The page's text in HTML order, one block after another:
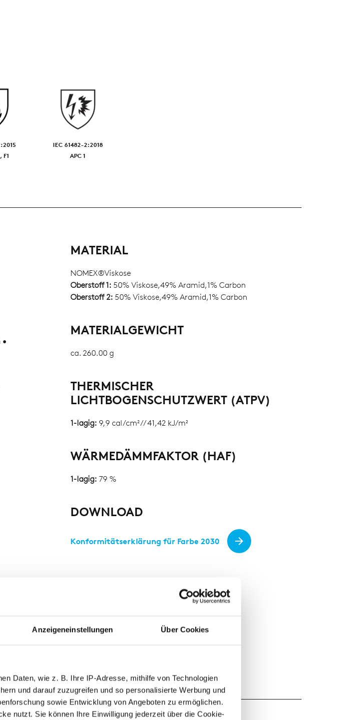
Anzeigeneinstellungen Über Cookies
Daten, wie z. B. Ihre IP-Adresse, mithilfe von Technologien
und darauf zuzugreifen und so personalisierte Werbung und
sowie Entwicklung von Angeboten zu ermöglichen.
nutzt. Sie können Ihre Einwilligung jederzeit über die Cookie-
F1
IEC 61482-2:2018
APC 1
•
MATERIAL
NOMEX®Viskose
Oberstoff 1: 50% Viskose,49% Aramid,1% Carbon
Oberstoff 2: 50% Viskose,49% Aramid,1% Carbon
MATERIALGEWICHT
ca. 260.00 g
THERMISCHER
LICHTBOGENSCHUTZWERT (ATPV)
1-lagig: 9,9 cal/cm² // 41,42 kJ/m²
WÄRMEDÄMMFAKTOR (HAF)
1-lagig: 79 %
DOWNLOAD
Konformitätserklärung für Farbe 2030